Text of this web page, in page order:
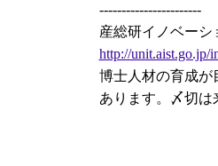
-----------------------
産総研イノベーシ
http://unit.aist.go.jp/
博士人材の育成が
あります。〆切は